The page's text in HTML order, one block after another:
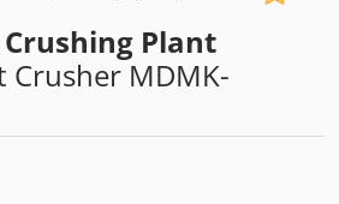
Crushing Plant
Crusher MDMK-